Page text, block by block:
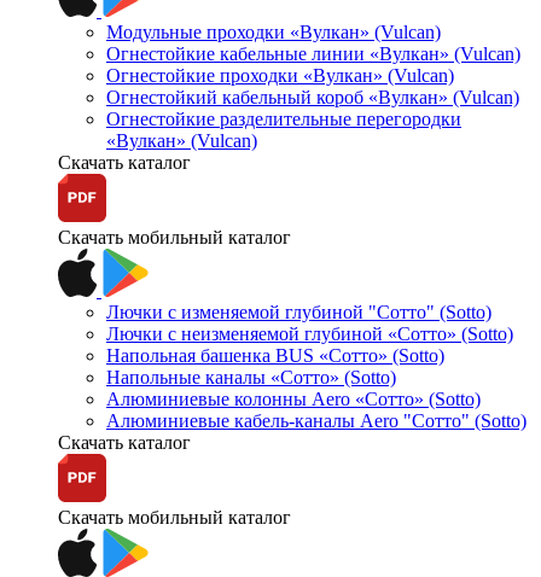
Модульные проходки «Вулкан» (Vulcan)
Огнестойкие кабельные линии «Вулкан» (Vulcan)
Огнестойкие проходки «Вулкан» (Vulcan)
Огнестойкий кабельный короб «Вулкан» (Vulcan)
Огнестойкие разделительные перегородки
«Вулкан» (Vulcan)
Скачать каталог
Скачать мобильный каталог
Лючки с изменяемой глубиной "Сотто" (Sotto)
Лючки с неизменяемой глубиной «Сотто» (Sotto)
Напольная башенка BUS «Сотто» (Sotto)
Напольные каналы «Сотто» (Sotto)
Алюминиевые колонны Aero «Сотто» (Sotto)
Алюминиевые кабель-каналы Aero "Сотто" (Sotto)
Скачать каталог
Скачать мобильный каталог